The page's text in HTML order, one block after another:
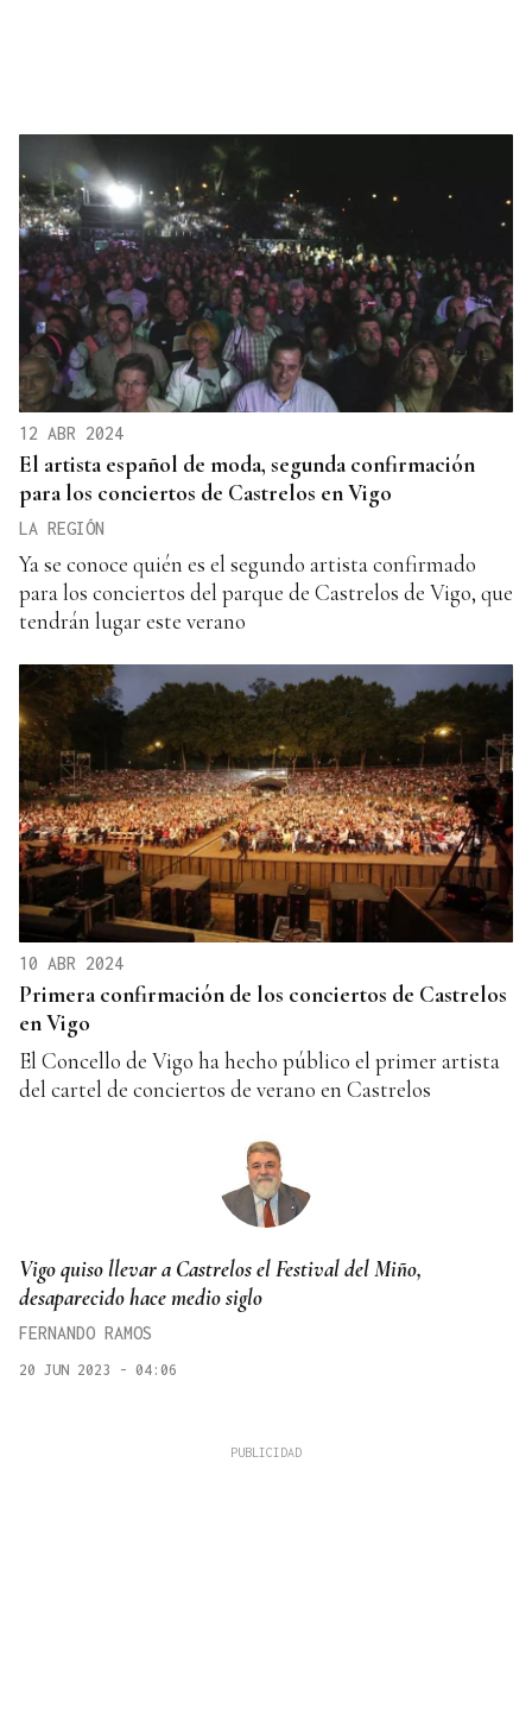
12 ABR 2024
El artista español de moda, segunda confirmación
para los conciertos de Castrelos en Vigo
LA REGIÓN
Ya se conoce quién es el segundo artista confirmado
para los conciertos del parque de Castrelos de Vigo, que
tendrán lugar este verano
10 ABR 2024
Primera confirmación de los conciertos de Castrelos
en Vigo
El Concello de Vigo ha hecho público el primer artista
del cartel de conciertos de verano en Castrelos
Vigo quiso llevar a Castrelos el Festival del Miño,
desaparecido hace medio siglo
FERNANDO RAMOS
20 JUN 2023 - 04:06